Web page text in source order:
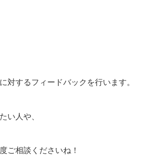
対するフィードバックを行います。
い人や、
ご相談くださいね！